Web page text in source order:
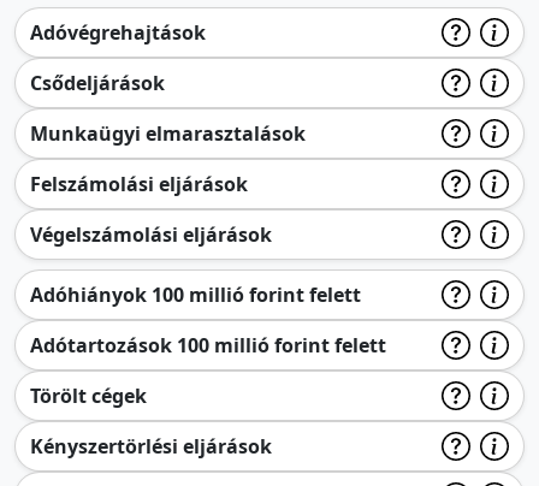
Adóvégrehajtások
Csődeljárások
Munkaügyi elmarasztalások
Felszámolási eljárások
Végelszámolási eljárások
Adóhiányok 100 millió forint felett
Adótartozások 100 millió forint felett
Törölt cégek
Kényszertörlési eljárások